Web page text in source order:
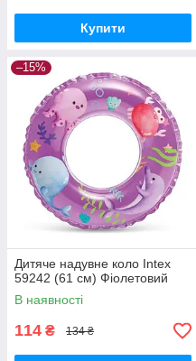
Купити
–15%
Дитяче надувне коло Intex
59242 (61 см) Фіолетовий
В наявності
114 ₴ 134 ₴